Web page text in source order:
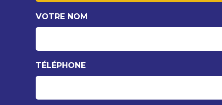
VOTRE NOM
TÉLÉPHONE